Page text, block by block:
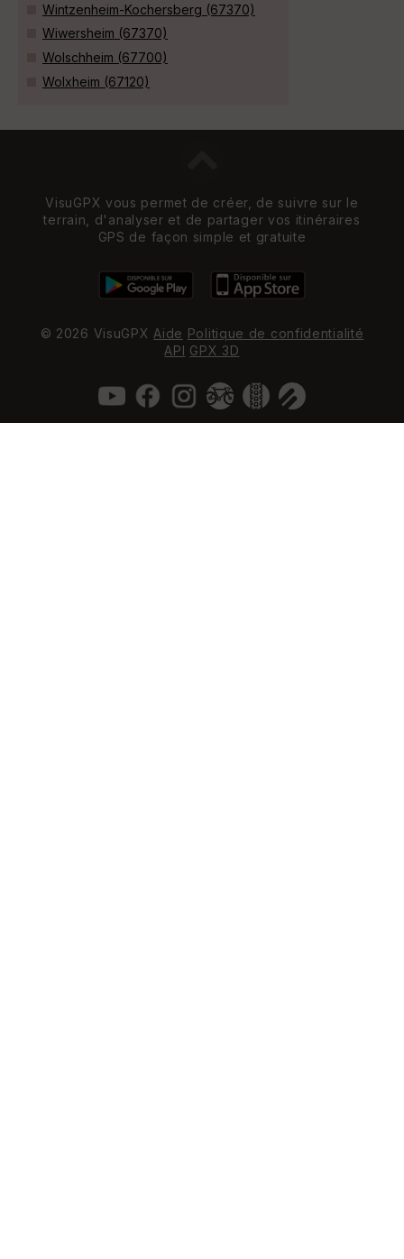
Wintzenheim-Kochersberg (67370)
Wiwersheim (67370)
Wolschheim (67700)
Wolxheim (67120)
VisuGPX vous permet de créer, de suivre sur le
terrain, d'analyser et de partager vos itinéraires
GPS de façon simple et gratuite
© 2026 VisuGPX Aide Politique de confidentialité
API GPX 3D